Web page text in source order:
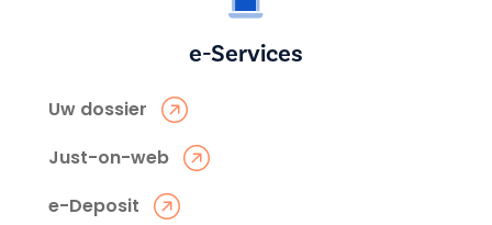
e-Services
Uw dossier
Just-on-web
e-Deposit